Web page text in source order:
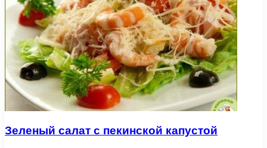
Зеленый салат с пекинской капустой